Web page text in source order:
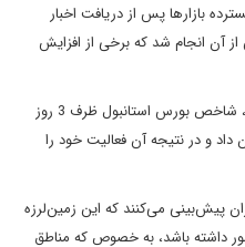
بازارها پس از دریافت اخبار
آن انجام شد که برخی از افزایش
بازارهای سهام نیز وضعیت بهتری نداشت، شاخص بورس استانبول ظرف 3 روز
را نشان داد و در نتیجه آن فعالیت خود را
پیش‌بینی می‌کنند که این زمین‌لرزه
داشته باشد، به خصوص که مناطق